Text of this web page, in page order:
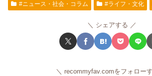
#ニュース・社会・コラム
#ライフ・文化
シェアする
recommyfav.comをフォロー